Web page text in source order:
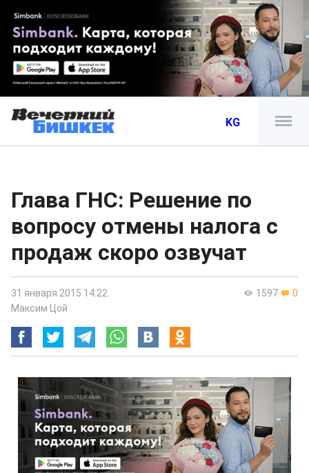
KG
Глава ГНС: Решение по
вопросу отмены налога с
продаж скоро озвучат
1597 0
31 января 2015 14:22
Максим Цой